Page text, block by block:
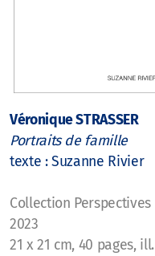
Véronique STRASSER
Portraits de famille
texte : Suzanne Rivier
Collection Perspectives
2023
21 x 21 cm, 40 pages,